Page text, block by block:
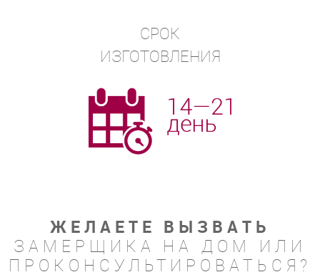
СРОК
ИЗГОТОВЛЕНИЯ
ЖЕЛАЕТЕ ВЫЗВАТЬ
ЗАМЕРЩИКА НА ДОМ ИЛИ
ПРОКОНСУЛЬТИРОВАТЬСЯ?